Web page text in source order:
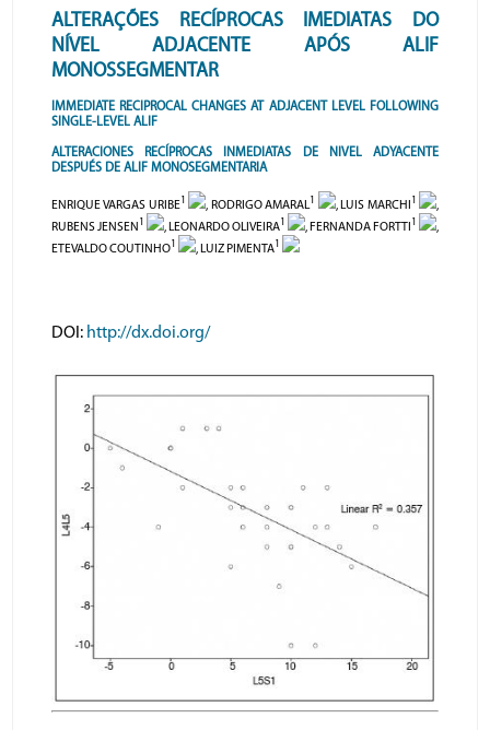
ALTERAÇÕES RECÍPROCAS IMEDIATAS DO
NÍVEL ADJACENTE APÓS ALIF
MONOSSEGMENTAR
IMMEDIATE RECIPROCAL CHANGES AT ADJACENT LEVEL FOLLOWING
SINGLE-LEVEL ALIF
ALTERACIONES RECÍPROCAS INMEDIATAS DE NIVEL ADYACENTE
DESPUÉS DE ALIF MONOSEGMENTARIA
ENRIQUE VARGAS URIBE1 , RODRIGO AMARAL1 , LUIS MARCHI 1
,
RUBENS JENSEN 1 , LEONARDO OLIVEIRA1 , FERNANDA FORTTI 1
,
ETEVALDO COUTINHO1 , LUIZ PIMENTA1
DOI: http://dx.doi.org/